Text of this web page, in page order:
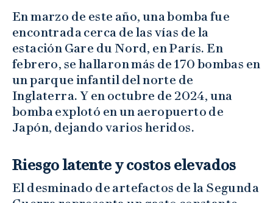
En marzo de este año, una bomba fue
encontrada cerca de las vías de la
estación Gare du Nord, en París. En
febrero, se hallaron más de 170 bombas en
un parque infantil del norte de
Inglaterra. Y en octubre de 2024, una
bomba explotó en un aeropuerto de
Japón, dejando varios heridos.
Riesgo latente y costos elevados
El desminado de artefactos de la Segunda